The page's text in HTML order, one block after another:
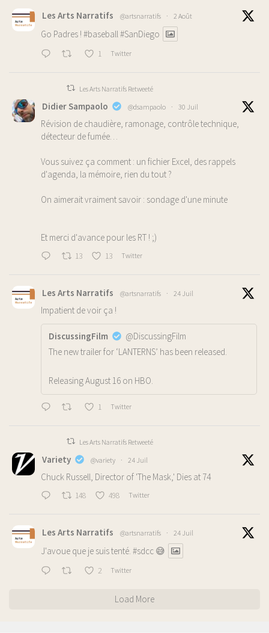
Les Arts Narratifs @artsnarratifs · 2 Août
Go Padres ! #baseball #SanDiego
1 Twitter
Les Arts Narratifs Retweeté
Didier Sampaolo @dsampaolo · 30 Juil
Révision de chaudière, ramonage, contrôle technique,
détecteur de fumée…
Vous suivez ça comment : un fichier Excel, des rappels
d'agenda, la mémoire, rien du tout ?
On aimerait vraiment savoir : sondage d'une minute
Et merci d'avance pour les RT ! ;)
13 13 Twitter
Les Arts Narratifs @artsnarratifs · 24 Juil
Impatient de voir ça !
DiscussingFilm
@DiscussingFilm
The new trailer for ‘LANTERNS’ has been released.
Releasing August 16 on HBO.
1 Twitter
Les Arts Narratifs Retweeté
Variety @variety · 24 Juil
Chuck Russell, Director of 'The Mask,' Dies at 74
148 498 Twitter
Les Arts Narratifs @artsnarratifs · 24 Juil
J'avoue que je suis tenté. #sdcc 😅
2 Twitter
Load More